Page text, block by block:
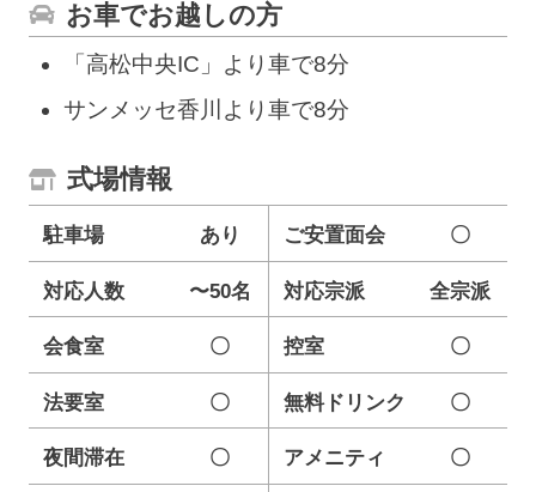
お車でお越しの方
「高松中央IC」より車で8分
サンメッセ香川より車で8分
式場情報
駐車場 あり ご安置面会 〇
対応人数 〜50名 対応宗派 全宗派
会食室 〇 控室 〇
法要室 〇 無料ドリンク 〇
夜間滞在 〇 アメニティ 〇